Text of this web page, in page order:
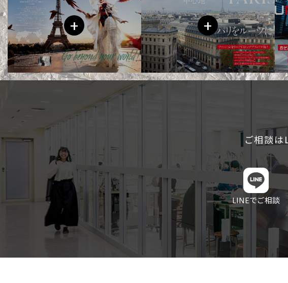
+ +
ご相談は
LINEでご相談